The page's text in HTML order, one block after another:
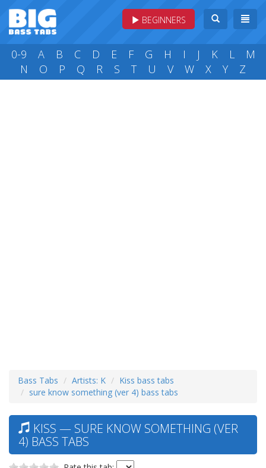
BEGINNERS
0-9 A B C D E F G H I J K L
M
N
O P Q R S T U V W X Y Z
Bass Tabs Artists: K
Kiss bass tabs
sure know something (ver 4) bass tabs
KISS — SURE KNOW SOMETHING (VER
4) BASS TABS